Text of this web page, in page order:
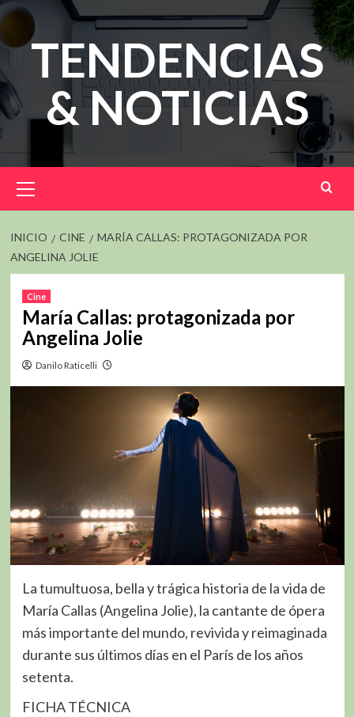
Saltar
contenidoTENDENCIAS
& NOTICIAS
principal
INICIO CINE
MARÍA CALLAS: PROTAGONIZADA POR
ANGELINA JOLIE
Cine
María Callas: protagonizada por
Angelina Jolie
Danilo Raticelli
La tumultuosa, bella y trágica historia de la vida de
María Callas (Angelina Jolie), la cantante de ópera
más importante del mundo, revivida y reimaginada
durante sus últimos días en el París de los años
setenta.
FICHA TÉCNICA